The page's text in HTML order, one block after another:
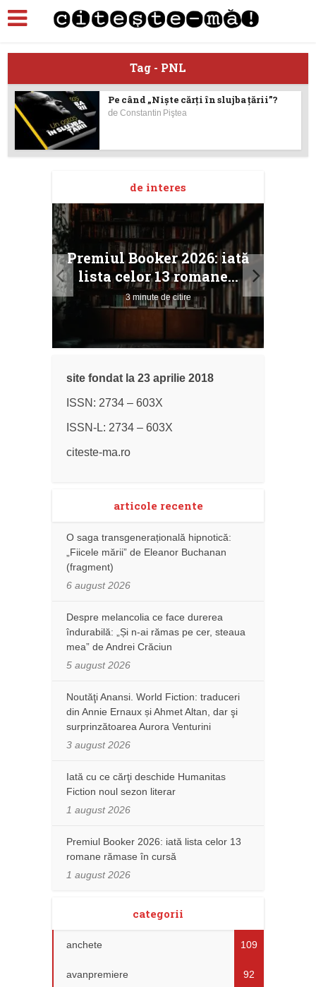
Tag - PNL
Pe când „Nişte cărţi în slujba ţării”?
deConstantin Piştea
de interes
Premiul Booker 2026: iată
lista celor 13 romane...
3 minute de citire
site fondat la 23 aprilie 2018
ISSN: 2734 – 603X
ISSN-L: 2734 – 603X
citeste-ma.ro
articole recente
O saga transgenerațională hipnotică:
„Fiicele mării” de Eleanor Buchanan
(fragment)
6 august 2026
Despre melancolia ce face durerea
îndurabilă: „Și n-ai rămas pe cer, steaua
mea” de Andrei Crăciun
5 august 2026
Noutăţi Anansi. World Fiction: traduceri
din Annie Ernaux și Ahmet Altan, dar şi
surprinzătoarea Aurora Venturini
3 august 2026
Iată cu ce cărţi deschide Humanitas
Fiction noul sezon literar
1 august 2026
Premiul Booker 2026: iată lista celor 13
romane rămase în cursă
1 august 2026
categorii
anchete 109
avanpremiere 92